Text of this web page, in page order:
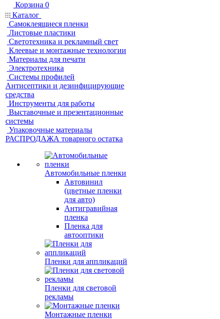
Корзина 0
Каталог
Самоклеящиеся пленки
Листовые пластики
Светотехника и рекламный свет
Клеевые и монтажные технологии
Материалы для печати
Электротехника
Системы профилей
Антисептики и дезинфицирующие
средства
Инструменты для работы
Выставочные и презентационные
системы
Упаковочные материалы
РАСПРОДАЖА товарного остатка
Автомобильные пленки
Автовинил
(цветные пленки
для авто)
Антигравийная
пленка
Пленка для
автооптики
Пленки для аппликаций
Пленки для световой
рекламы
Монтажные пленки